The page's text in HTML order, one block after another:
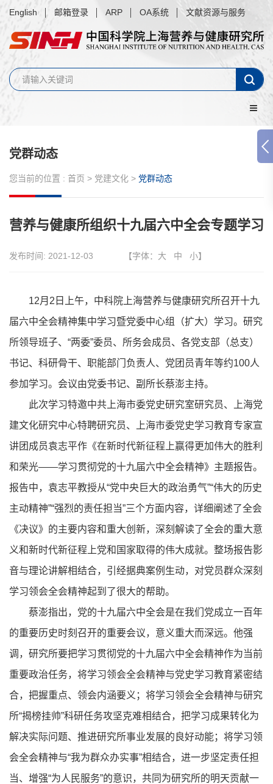
English 邮箱登录 ARP OA系统 文献资源与服务
党群动态
您当前的位置 : 首页 > 党建文化 > 党群动态
营养与健康所组织十九届六中全会专题学习
发布时间: 2021-12-03 【字体： 大 中 小】
12月2日上午，中科院上海营养与健康研究所召开十九
届六中全会精神集中学习暨党委中心组（扩大）学习。研究
所领导班子、“两委”委员、所务会成员、各党支部（总支）
书记、科研骨干、职能部门负责人、党团员青年等约100人
参加学习。会议由党委书记、副所长蔡澎主持。
此次学习特邀中共上海市委党史研究室研究员、上海党
建文化研究中心特聘研究员、上海市委党史学习教育专家宣
讲团成员袁志平作《在新时代新征程上赢得更加伟大的胜利
和荣光——学习贯彻党的十九届六中全会精神》主题报告。
报告中，袁志平教授从“党中央巨大的政治勇气”“伟大的历史
主动精神”“强烈的责任担当”三个方面内容，详细阐述了全会
《决议》的主要内容和重大创新，深刻解读了全会的重大意
义和新时代新征程上党和国家取得的伟大成就。整场报告影
音与理论讲解相结合，引经据典案例生动，对党员群众深刻
学习领会全会精神起到了很大的帮助。
蔡澎指出，党的十九届六中全会是在我们党成立一百年
的重要历史时刻召开的重要会议，意义重大而深远。他强
调，研究所要把学习贯彻党的十九届六中全会精神作为当前
重要政治任务，将学习领会全会精神与党史学习教育紧密结
合，把握重点、领会内涵要义；将学习领会全会精神与研究
所“揭榜挂帅”科研任务攻坚克难相结合，把学习成果转化为
解决实际问题、推进研究所事业发展的良好动能；将学习领
会全会精神与“我为群众办实事”相结合，进一步坚定责任担
当、增强“为人民服务”的意识，共同为研究所的明天贡献一